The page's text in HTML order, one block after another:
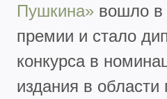
Пушкина» вошло в
премии и стало
конкурса в
издания в области